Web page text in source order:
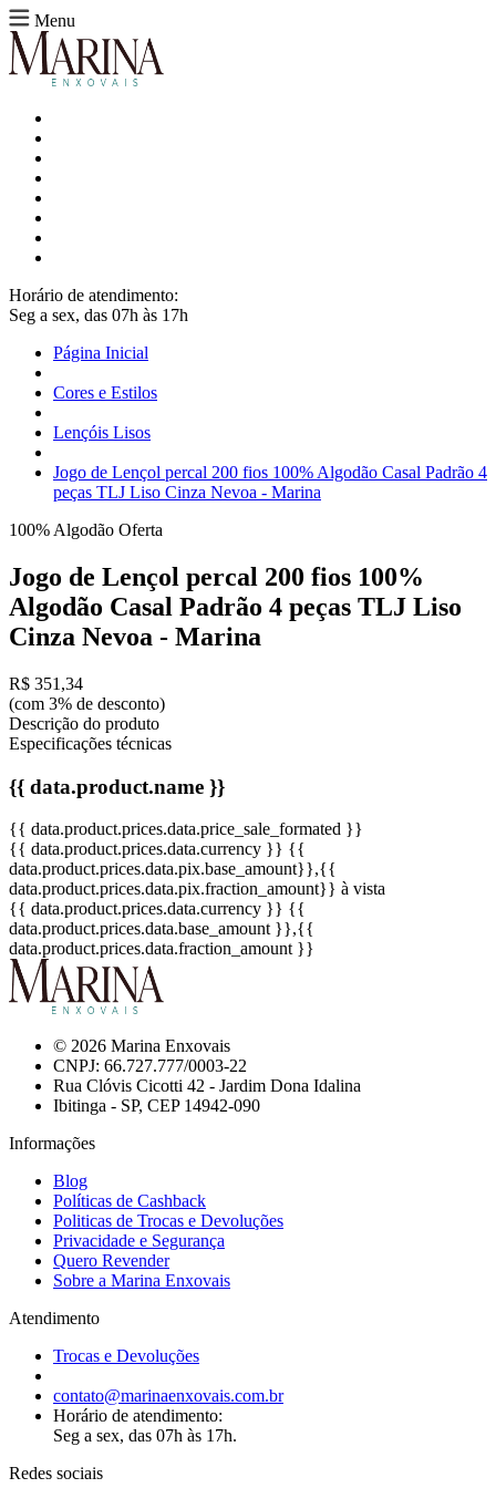
Menu
Horário de atendimento:
Seg a sex, das 07h às 17h
Página Inicial
Cores e Estilos
Lençóis Lisos
Jogo de Lençol percal 200 fios 100% Algodão Casal Padrão 4
peças TLJ Liso Cinza Nevoa - Marina
100% Algodão Oferta
Jogo de Lençol percal 200 fios 100%
Algodão Casal Padrão 4 peças TLJ Liso
Cinza Nevoa - Marina
R$ 351,34
(com 3% de desconto)
Descrição do produto
Especificações técnicas
{{ data.product.name }}
{{ data.product.prices.data.price_sale_formated }}
{{ data.product.prices.data.currency }} {{
data.product.prices.data.pix.base_amount}},{{
data.product.prices.data.pix.fraction_amount}} à vista
{{ data.product.prices.data.currency }} {{
data.product.prices.data.base_amount }},{{
data.product.prices.data.fraction_amount }}
© 2026 Marina Enxovais
CNPJ: 66.727.777/0003-22
Rua Clóvis Cicotti 42 - Jardim Dona Idalina
Ibitinga - SP, CEP 14942-090
Informações
Blog
Políticas de Cashback
Politicas de Trocas e Devoluções
Privacidade e Segurança
Quero Revender
Sobre a Marina Enxovais
Atendimento
Trocas e Devoluções
contato@marinaenxovais.com.br
Horário de atendimento:
Seg a sex, das 07h às 17h.
Redes sociais